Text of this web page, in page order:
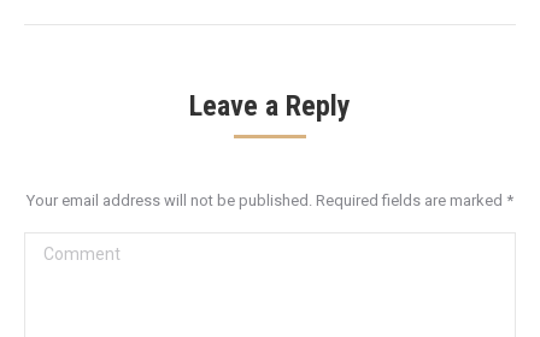
Leave a Reply
Your email address will not be published. Required fields are marked *
Comment